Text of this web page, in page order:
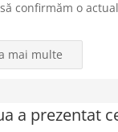
Control AI
Certification
Metadata
confirmăm o
mai multe
a prezentat